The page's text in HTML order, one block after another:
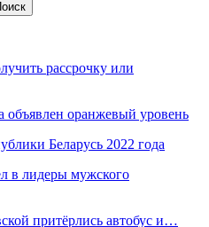
рассрочку или
объявлен оранжевый уровень
Беларусь 2022 года
в лидеры мужского
притёрлись автобус и…